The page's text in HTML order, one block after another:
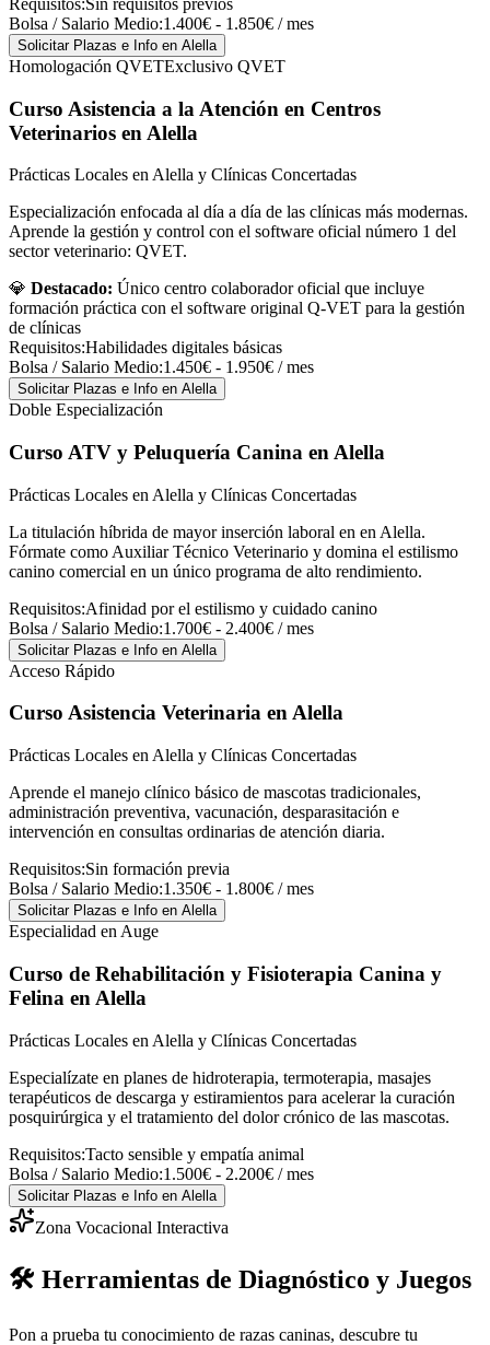
Bolsa / Salario Medio:1.400€ - 1.850€ / mes
Solicitar Plazas e Info en Alella
Homologación QVETExclusivo QVET
Curso Asistencia a la Atención en Centros
Veterinarios en Alella
Prácticas Locales en Alella y Clínicas Concertadas
Especialización enfocada al día a día de las clínicas más modernas.
Aprende la gestión y control con el software oficial número 1 del
sector veterinario: QVET.
💎 Destacado: Único centro colaborador oficial que incluye
formación práctica con el software original Q-VET para la gestión
de clínicas
Requisitos:Habilidades digitales básicas
Bolsa / Salario Medio:1.450€ - 1.950€ / mes
Solicitar Plazas e Info en Alella
Doble Especialización
Curso ATV y Peluquería Canina en Alella
Prácticas Locales en Alella y Clínicas Concertadas
La titulación híbrida de mayor inserción laboral en en Alella.
Fórmate como Auxiliar Técnico Veterinario y domina el estilismo
canino comercial en un único programa de alto rendimiento.
Requisitos:Afinidad por el estilismo y cuidado canino
Bolsa / Salario Medio:1.700€ - 2.400€ / mes
Solicitar Plazas e Info en Alella
Acceso Rápido
Curso Asistencia Veterinaria en Alella
Prácticas Locales en Alella y Clínicas Concertadas
Aprende el manejo clínico básico de mascotas tradicionales,
administración preventiva, vacunación, desparasitación e
intervención en consultas ordinarias de atención diaria.
Requisitos:Sin formación previa
Bolsa / Salario Medio:1.350€ - 1.800€ / mes
Solicitar Plazas e Info en Alella
Especialidad en Auge
Curso de Rehabilitación y Fisioterapia Canina y
Felina en Alella
Prácticas Locales en Alella y Clínicas Concertadas
Especialízate en planes de hidroterapia, termoterapia, masajes
terapéuticos de descarga y estiramientos para acelerar la curación
posquirúrgica y el tratamiento del dolor crónico de las mascotas.
Requisitos:Tacto sensible y empatía animal
Bolsa / Salario Medio:1.500€ - 2.200€ / mes
Solicitar Plazas e Info en Alella
Zona Vocacional Interactiva
🛠️ Herramientas de Diagnóstico y Juegos
Pon a prueba tu conocimiento de razas caninas, descubre tu